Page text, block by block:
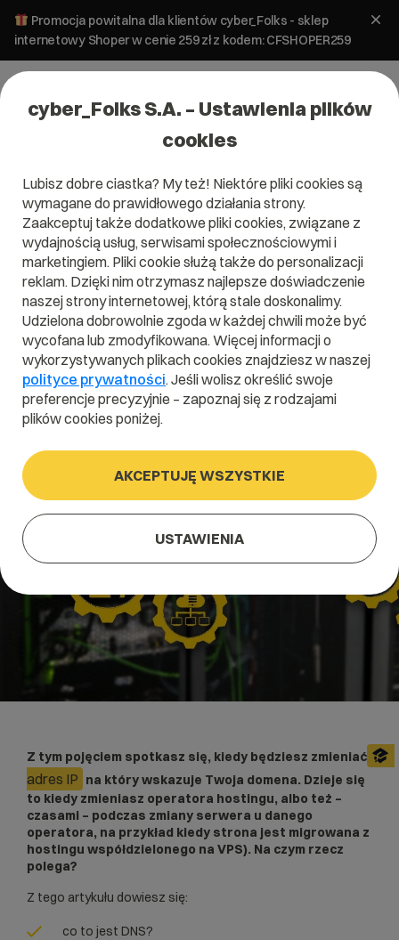
Promocja powitalna dla klientów cyber_Folks - sklep
internetowy Shoper w cenie 259 zł z kodem: CFSHOPER259
Domeny
Czym jest propagacja DNS?
31 stycznia 2025 ok.4 min
Z tym pojęciem spotkasz się, kiedy będziesz zmieniać
adres IP na który wskazuje Twoja domena. Dzieje się
to kiedy zmieniasz operatora hostingu, albo też –
czasami – podczas zmiany serwera u danego
operatora, na przykład kiedy strona jest migrowana z
hostingu współdzielonego na VPS). Na czym rzecz
polega?
Z tego artykułu dowiesz się:
co to jest DNS?
cyber_Folks S.A. – Ustawienia plików
cookies
Lubisz dobre ciastka? My też! Niektóre pliki cookies są
wymagane do prawidłowego działania strony.
Zaakceptuj także dodatkowe pliki cookies, związane z
wydajnością usług, serwisami społecznościowymi i
marketingiem. Pliki cookie służą także do personalizacji
reklam. Dzięki nim otrzymasz najlepsze doświadczenie
naszej strony internetowej, którą stale doskonalimy.
Udzielona dobrowolnie zgoda w każdej chwili może być
wycofana lub zmodyfikowana. Więcej informacji o
wykorzystywanych plikach cookies znajdziesz w naszej
polityce prywatności. Jeśli wolisz określić swoje
preferencje precyzyjnie – zapoznaj się z rodzajami
plików cookies poniżej.
AKCEPTUJĘ WSZYSTKIE
USTAWIENIA